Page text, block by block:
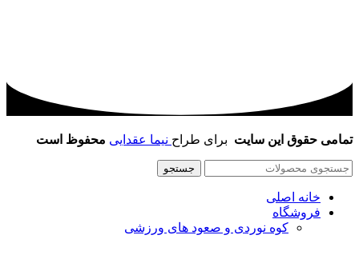
تمامی حقوق این سایت برای طراح نیما عقدایی محفوظ است
جستجو
خانه اصلی
فروشگاه
کوه نوردی و صعود های ورزشی